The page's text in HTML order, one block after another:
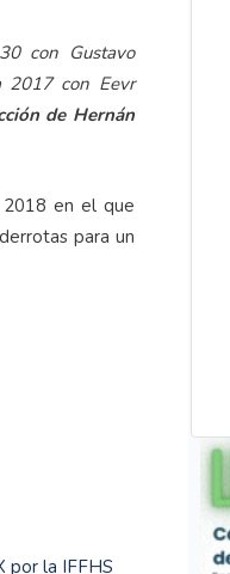
con Gustavo
2017 con Eevr
de Hernán
en el que
para un
por la IFFHS